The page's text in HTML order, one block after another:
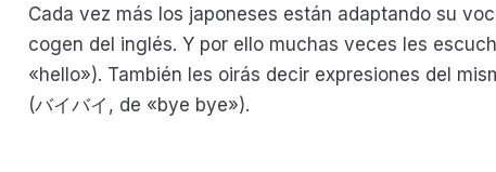
Cada vez más los japoneses están adaptando su
cogen del inglés. Y por ello muchas veces les
«hello»). También les oirás decir expresiones del
(バイバイ, de «bye bye»).